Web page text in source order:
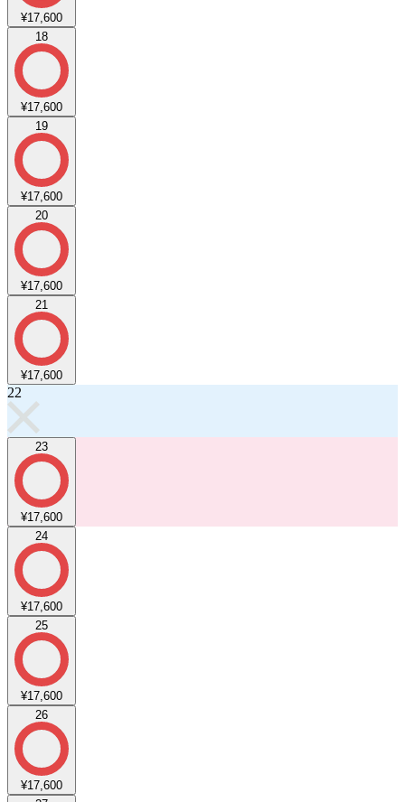
¥17,600
18
¥17,600
19
¥17,600
20
¥17,600
21
¥17,600
22
23
¥17,600
24
¥17,600
25
¥17,600
26
¥17,600